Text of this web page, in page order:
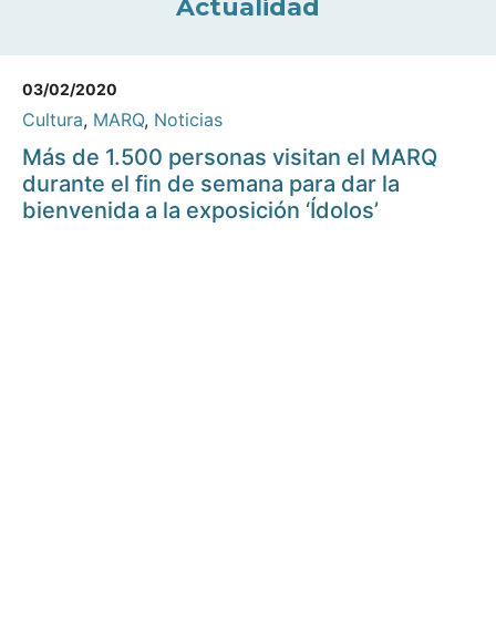
Actualidad
03/02/2020
Cultura, MARQ, Noticias
Más de 1.500 personas visitan el MARQ
durante el fin de semana para dar la
bienvenida a la exposición ‘Ídolos’